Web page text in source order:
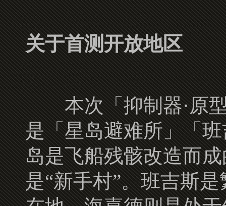
关于首测开放地区
本次「抑制器·原型
是「星岛避难所」「
岛是飞船残骸改造而
是“新手村”。班吉斯